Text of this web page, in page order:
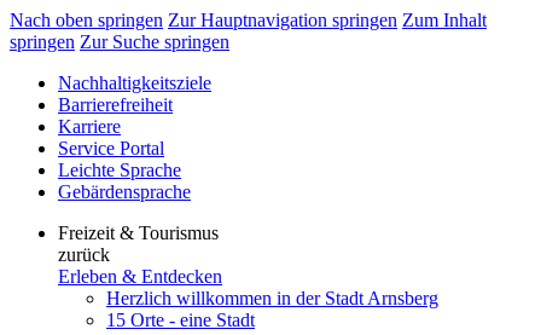
Nach oben springen Zur Hauptnavigation springen Zum Inhalt
springen Zur Suche springen
Nachhaltigkeitsziele
Barrierefreiheit
Karriere
Service Portal
Leichte Sprache
Gebärdensprache
Freizeit & Tourismus
zurück
Erleben & Entdecken
Herzlich willkommen in der Stadt Arnsberg
15 Orte - eine Stadt